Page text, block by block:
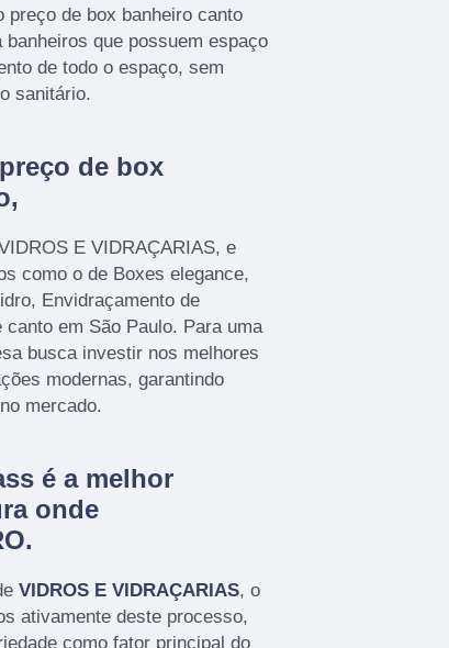
de box banheiro canto
que possuem espaço
de todo o espaço, sem
sanitário.
de box
E VIDRAÇARIAS, e
como o de Boxes elegance,
Envidraçamento de
em São Paulo. Para uma
busca investir nos melhores
modernas, garantindo
mercado.
é a melhor
onde
VIDROS E VIDRAÇARIAS, o
ativamente deste processo,
como fator principal do